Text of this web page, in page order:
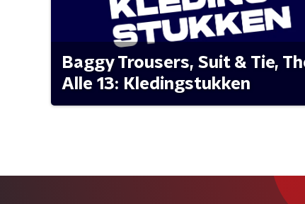
Baggy Trousers, Suit & Tie,
Alle 13: Kledingstukken